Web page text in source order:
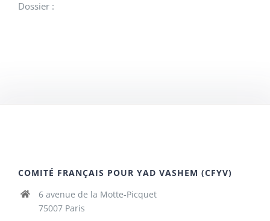
Dossier :
COMITÉ FRANÇAIS POUR YAD VASHEM (CFYV)
6 avenue de la Motte-Picquet
75007 Paris